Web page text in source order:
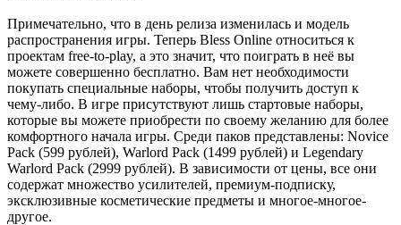
Примечательно, что в день релиза изменилась и модель
распространения игры. Теперь Bless Online относиться к
проектам free-to-play, а это значит, что поиграть в неё вы
можете совершенно бесплатно. Вам нет необходимости
покупать специальные наборы, чтобы получить доступ к
чему-либо. В игре присутствуют лишь стартовые наборы,
которые вы можете приобрести по своему желанию для более
комфортного начала игры. Среди паков представлены: Novice
Pack (599 рублей), Warlord Pack (1499 рублей) и Legendary
Warlord Pack (2999 рублей). В зависимости от цены, все они
содержат множество усилителей, премиум-подписку,
эксклюзивные косметические предметы и многое-многое-
другое.